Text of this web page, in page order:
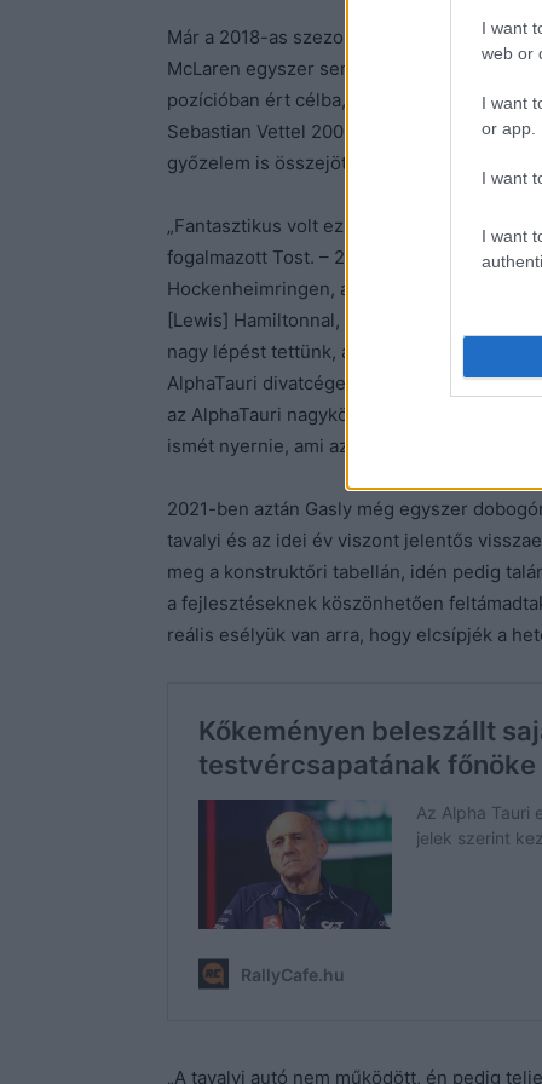
I want
web or
I want
or app.
I want
I want
Már a 2018-as szezon második futamán, a
McLaren egyszer sem tudott felmutatni az
pozícióban ért célba, de nem ez volt a
Sebastian Vettel 2008-as monzai
győzelem is összejött.
„Fantasztikus volt ez az együttműködés a
fogalmazott Tost. – 2019-ben két dobogós
Hockenheimringen, a másik Pierre Gaslyval
[Lewis] Hamiltonnal, csak egy-két tizeddel
nagy lépést tettünk, amikor Dietrich
AlphaTauri divatcéget, és kijelentette, hogy
az AlphaTauri nagykövetei, ami izgalmas
ismét nyernie, ami azt jelenti, hogy ez egy
2021-ben aztán Gasly még egyszer
tavalyi és az idei év viszont jelentős
meg a konstruktőri tabellán, idén pedig
a fejlesztéseknek köszönhetően
reális esélyük van arra, hogy elcsípjék a
„A tavalyi autó nem működött, én pedig